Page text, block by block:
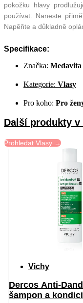
pokožku hlavy
používat: Naneste
Napěňte a důkladně
Specifikace:
Značka: Medavita
Kategorie: Vlasy
Pro koho: Pro
Další produkty v
Prohledat Vlasy →
Vichy
Dercos Anti-
šampon a